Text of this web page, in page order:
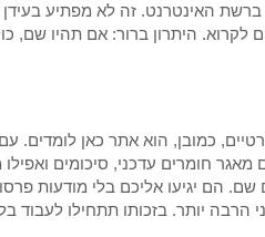
ברשת האינטרנט. זה לא מפתיע
לקרוא. היתרון ברור: אם תהיו שם,
כמובן, הוא אתר כאן לומדים.
מאגר חומרים עדכני, סיכומים
הם יגיעו אליכם בלי מודעות
יותר. בזכותו תתחילו לעבוד